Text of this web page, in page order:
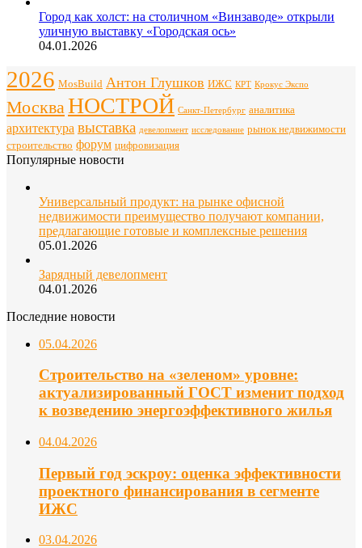
Город как холст: на столичном «Винзаводе» открыли
уличную выставку «Городская ось»
04.01.2026
2026 MosBuild Антон Глушков ИЖС КРТ Крокус Экспо
Москва НОСТРОЙ Санкт-Петербург аналитика
архитектура выставка девелопмент исследование рынок недвижимости
строительство форум цифровизация
Популярные новости
Универсальный продукт: на рынке офисной
недвижимости преимущество получают компании,
предлагающие готовые и комплексные решения
05.01.2026
Зарядный девелопмент
04.01.2026
Последние новости
05.04.2026
Строительство на «зеленом» уровне:
актуализированный ГОСТ изменит подход
к возведению энергоэффективного жилья
04.04.2026
Первый год эскроу: оценка эффективности
проектного финансирования в сегменте
ИЖС
03.04.2026